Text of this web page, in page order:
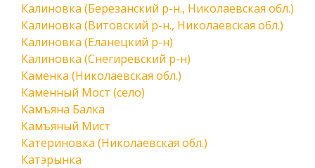
Калиновка (Березанский р-н., Николаевская обл.)
Калиновка (Витовский р-н., Николаевская обл.)
Калиновка (Еланецкий р-н)
Калиновка (Снегиревский р-н)
Каменка (Николаевская обл.)
Каменный Мост (село)
Камъяна Балка
Камъяный Мист
Катериновка (Николаевская обл.)
Катэрынка